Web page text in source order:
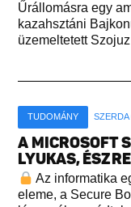
Űrállomásra egy
kazahsztáni
üzemeltetett
TUDOMÁNY SZERDA
A MICROSOFT
LYUKAS,
Az informatika
eleme, a Secure